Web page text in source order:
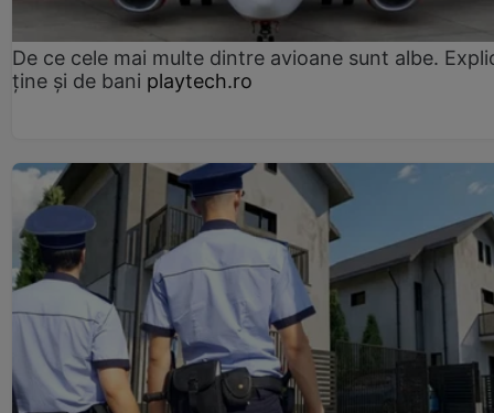
De ce cele mai multe dintre avioane sunt albe.
ține și de bani playtech.ro